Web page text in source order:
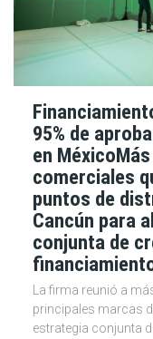
95% de
en
comerciales
puntos de
Cancún para
conjunta de
La firma reunió a
principales marcas
estrategia conjunta